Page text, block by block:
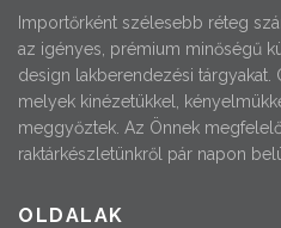
Importőrként szélesebb réteg
az igényes, prémium minőségű
design lakberendezési tárgyakat.
melyek kinézetükkel,
meggyőztek. Az Önnek
raktárkészletünkről pár napon
OLDALAK